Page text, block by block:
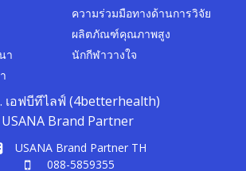
า
ความร่วมมือทางด้านการวิจัย
ผลิตภัณฑ์คุณภาพสูง
นักกีฬาวางใจ
เอฟบีทีไลฟ์ (4betterhealth)
USANA Brand Partner
USANA Brand Partner TH
088-5859355